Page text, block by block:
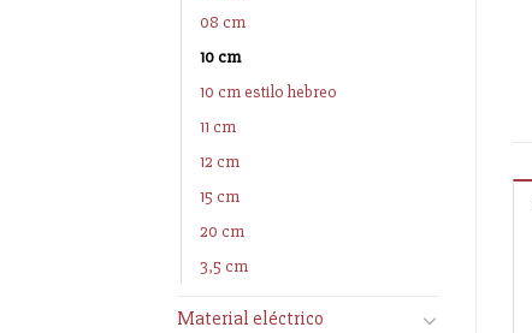
08 cm
10 cm
10 cm estilo hebreo
11 cm
12 cm
15 cm
20 cm
3,5 cm
Material eléctrico